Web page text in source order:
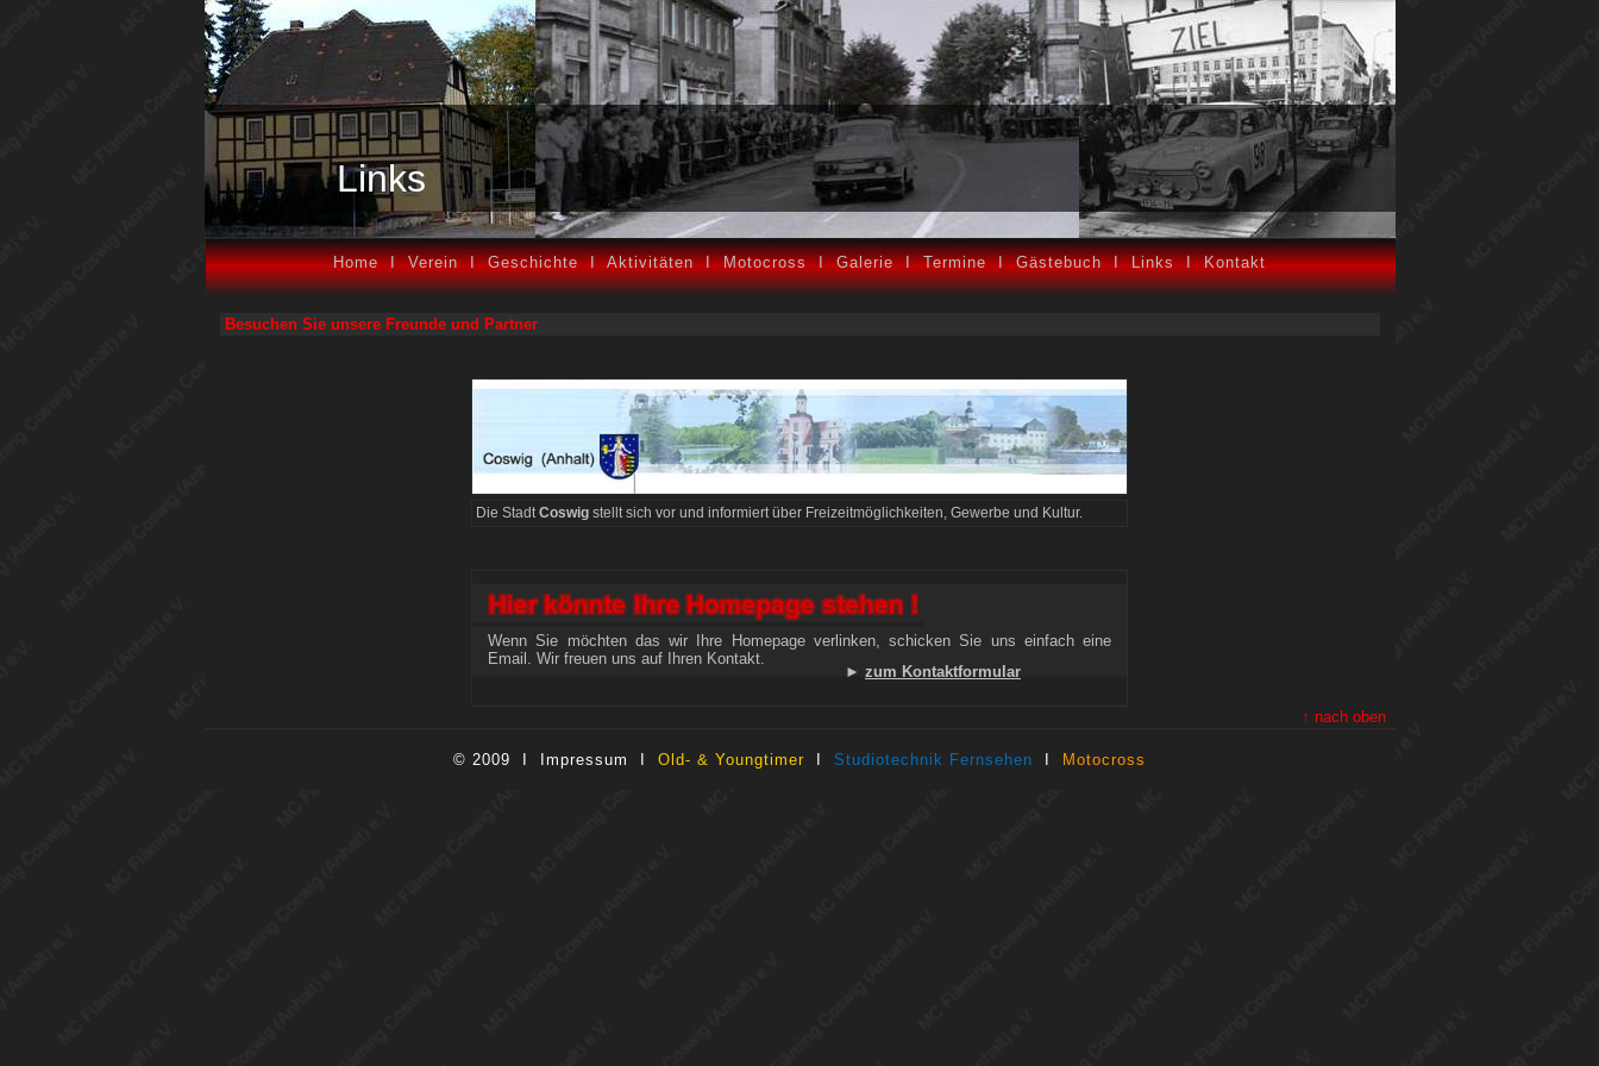
Links
HomeIVereinIGeschichteIAktivitätenIMotocrossIGalerieITermineIGästebuchI Links IKontakt
Besuchen Sie unsere Freunde und Partner
Die StadtCoswig stellt sich vor und informiert über Freizeitmöglichkeiten, Gewerbe und Kultur.
Wenn Sie möchten das wir Ihre Homepage verlinken, schicken Sie uns einfach eine
Email. Wir freuen uns auf Ihren Kontakt.
► zum Kontaktformular
↑ nach oben
© 2009 I Impressum Old- & Youngtimer Studiotechnik Fernsehen Motocross